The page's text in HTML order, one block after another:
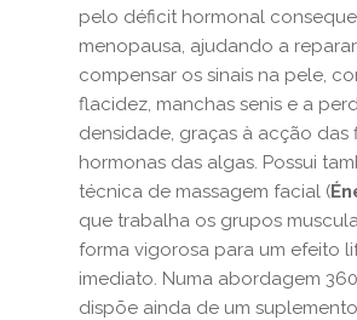
pelo déficit hormonal
menopausa, ajudando a
compensar os sinais na pele,
flacidez, manchas senis e a
densidade, graças à acção das
hormonas das algas. Possui
técnica de massagem facial (
que trabalha os grupos
forma vigorosa para um efeito
imediato. Numa abordagem
dispõe ainda de um